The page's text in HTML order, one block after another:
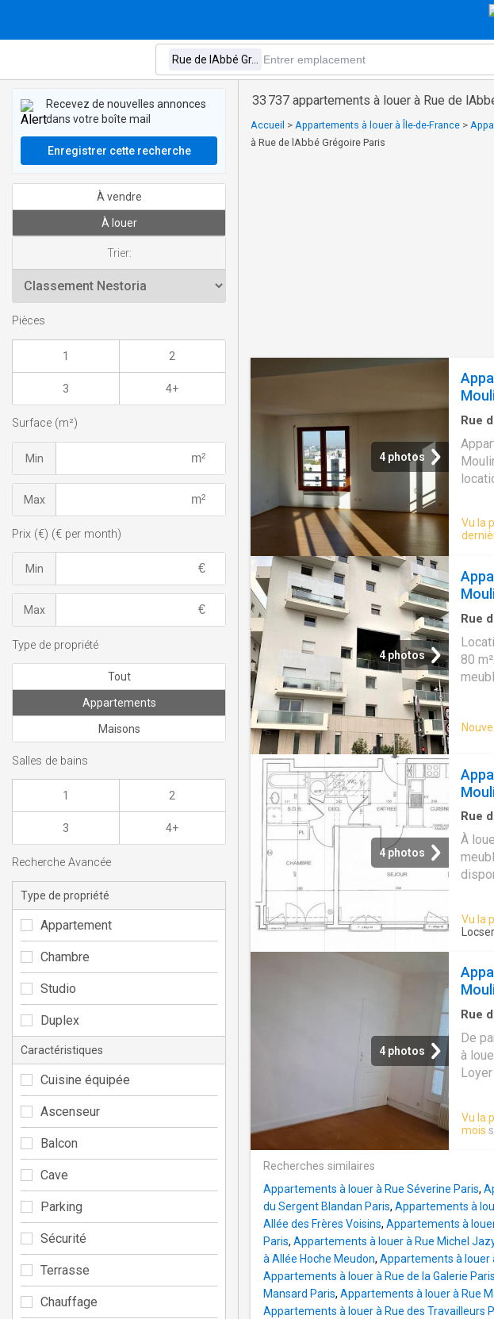
33 737 appartements à louer à Rue de
Accueil > Appartements à louer à Île-de-France >
à Rue de lAbbé Grégoire Paris
4 photos
Rue
Vu la
4 photos
Rue
80
4 photos
Rue
de bain
À
Vu la
4 photos
Rue
De
à
Vu la
mois
Recherches similaires
Appartements à louer à Rue Séverine Paris,
du Sergent Blandan Paris, Appartements à
Allée des Frères Voisins, Appartements à
Paris, Appartements à louer à Rue Michel
à Allée Hoche Meudon, Appartements à louer
Appartements à louer à Rue de la Galerie Paris
Mansard Paris, Appartements à louer à Rue
Appartements à louer à Rue des Travailleurs
Recevez de nouvelles annonces
dans votre boîte mail
Enregistrer cette recherche
À vendre
À louer
Trier:
Pièces
1 2
3 4+
Surface (m²)
Min
Max
Prix (€) (€ per month)
Min
Max
Type de propriété
Tout
Appartements
Maisons
Salles de bains
1 2
3 4+
Recherche Avancée
Type de propriété
Appartement
Chambre
Studio
Duplex
Caractéristiques
Cuisine équipée
Ascenseur
Balcon
Cave
Parking
Sécurité
Terrasse
Chauffage